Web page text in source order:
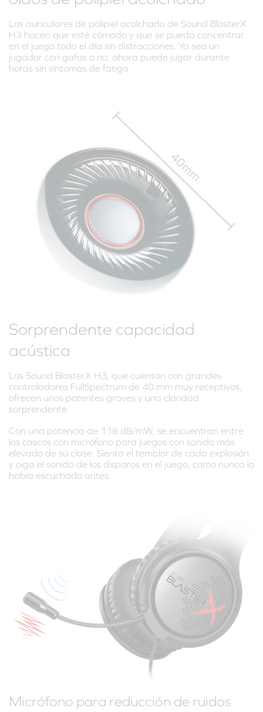
Los auriculares de polipiel acolchado de Sound BlasterX
H3 hacen que esté cómodo y que se pueda concentrar
en el juego todo el día sin distracciones. Ya sea un
jugador con gafas o no, ahora puede jugar durante
horas sin síntomas de fatiga.
Sorprendente capacidad
acústica
Los Sound BlasterX H3, que cuentan con grandes
controladores FullSpectrum de 40 mm muy receptivos,
ofrecen unos potentes graves y una claridad
sorprendente.
Con una potencia de 118 dB/mW, se encuentran entre
los cascos con micrófono para juegos con sonido más
elevado de su clase. Sienta el temblor de cada explosión
y oiga el sonido de los disparos en el juego, como nunca lo
había escuchado antes.
Micrófono para reducción de ruidos